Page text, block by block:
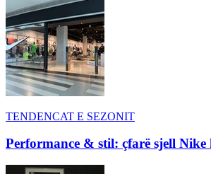
TENDENCAT E SEZONIT
Performance & stil: çfarë sjell Nike